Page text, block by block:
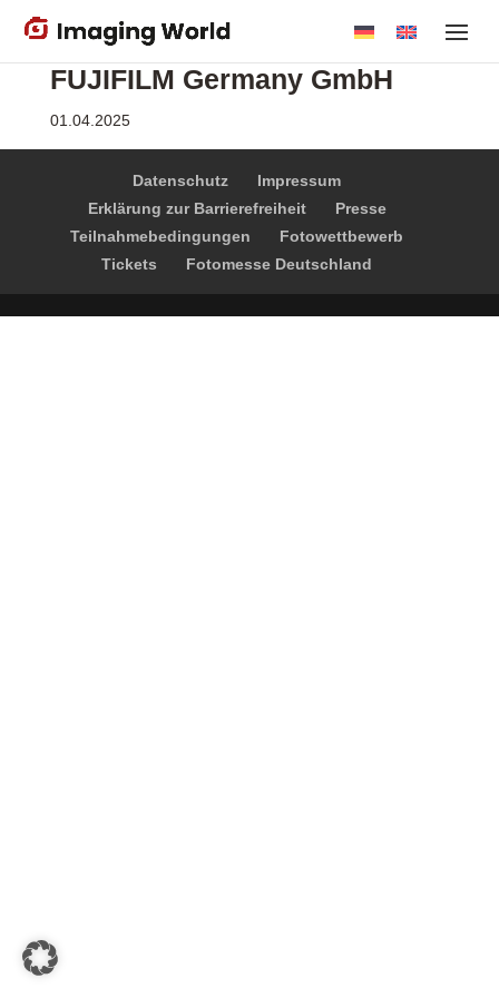
Skip
FUJIFILM Germany GmbH
01.04.2025
Datenschutz
Impressum
Erklärung zur Barrierefreiheit
Presse
Teilnahmebedingungen
Fotowettbewerb
Tickets
Fotomesse Deutschland